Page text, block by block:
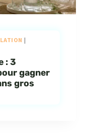
|
: 3
gagner
gros